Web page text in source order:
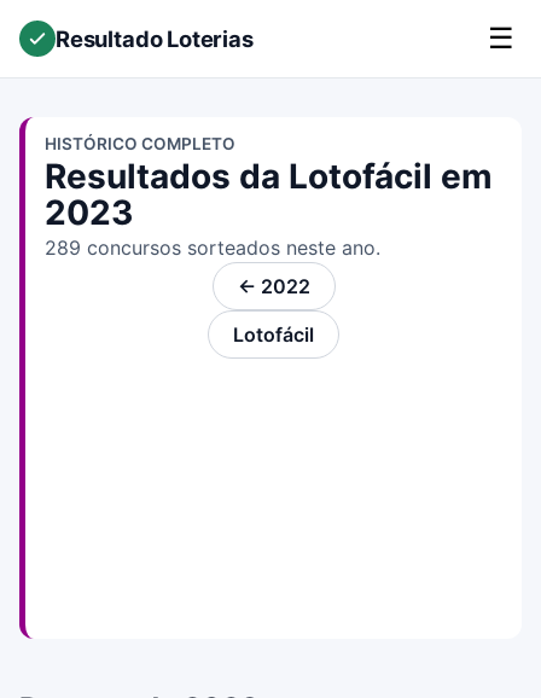
Resultado Loterias ☰
HISTÓRICO COMPLETO
Resultados da Lotofácil em
2023
289 concursos sorteados neste ano.
← 2022
Lotofácil